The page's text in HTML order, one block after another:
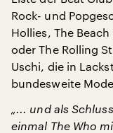
Rock- und
Hollies, The
oder The Rolling
Uschi, die in
bundesweite
„... und als
einmal The Who